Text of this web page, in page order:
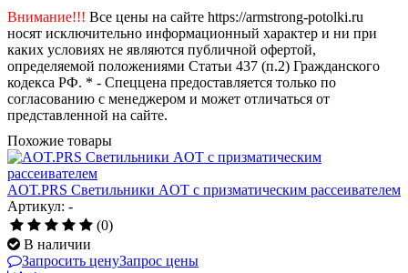
Внимание!!! Все цены на сайте https://armstrong-potolki.ru
носят исключительно информационный характер и ни при
каких условиях не являются публичной офертой,
определяемой положениями Статьи 437 (п.2) Гражданского
кодекса РФ. * - Спеццена предоставляется только по
согласованию с менеджером и может отличаться от
представленной на сайте.
Похожие товары
AOT.PRS Светильники AOT с призматическим рассеивателем
Артикул: -
(0)
В наличии
Запросить ценуЗапрос цены